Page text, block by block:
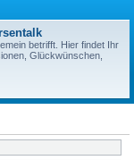
betrifft. Hier findet Ihr
Glückwünschen,